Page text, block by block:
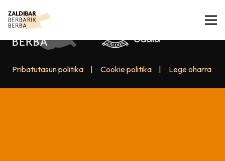
Pribatutasun politika Cookie politika Lege oharra